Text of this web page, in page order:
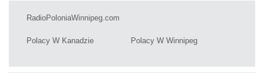
RadioPoloniaWinnipeg.com
Polacy W Kanadzie Polacy W Winnipeg